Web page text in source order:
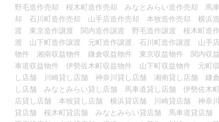
野毛造作売却 桜木町造作売却 みなとみらい造作売却 馬
却 石川町造作売却 山手店造作売却 本牧造作売却 横浜
渡 東京造作譲渡 関内造作譲渡 野毛造作譲渡 桜木町造
渡 山下町造作譲渡 元町造作譲渡 石川町造作譲渡 山手
物件 湘南収益物件 鎌倉収益物件 東京収益物件 関内収
車道収益物件 伊勢佐木町収益物件 山下町収益物件 元
し店舗 川崎貸し店舗 神奈川貸し店舗 湘南貸し店舗 鎌
し店舗 みなとみらい貸し店舗 馬車道貸し店舗 伊勢佐
店貸し店舗 本牧貸し店舗 横浜貸店舗 川崎貸店舗 神
貸店舗 桜木町貸店舗 みなとみらい貸店舗 馬車道貸店